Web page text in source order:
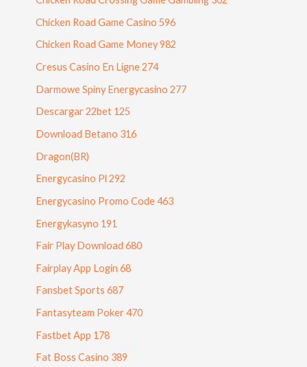
Chicken Road Game Casino 596
Chicken Road Game Money 982
Cresus Casino En Ligne 274
Darmowe Spiny Energycasino 277
Descargar 22bet 125
Download Betano 316
Dragon(BR)
Energycasino Pl 292
Energycasino Promo Code 463
Energykasyno 191
Fair Play Download 680
Fairplay App Login 68
Fansbet Sports 687
Fantasyteam Poker 470
Fastbet App 178
Fat Boss Casino 389